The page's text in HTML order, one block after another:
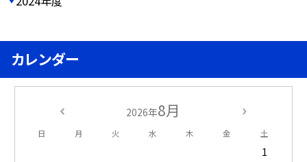
カレンダー
2026年8月
日 月 火 水 木 金 土
1